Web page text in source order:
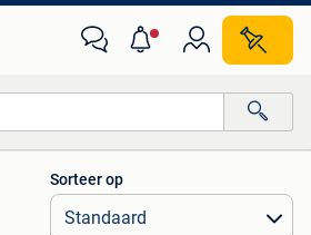
Alle afstanden…
Sorteer op